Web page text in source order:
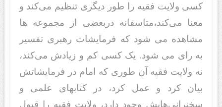
کسی ولایت فقیه را طور دیگری تنظیم می‌کند و
معنا می‌کند،متاسفانه دربعضی از مجموعه ها
مشاهده می شود که فرمایشات رهبری تفسیر
به رای می شود. یک کسی کم و زیادش می‌کند،
نه ولایت فقیه آن طوری که امام در فرمایشاتش
بیان کرد و عمل کرد، در کتابهای علمی و
سخنرانی‌هایش وجود دارد، ولایت فقیه را قبول